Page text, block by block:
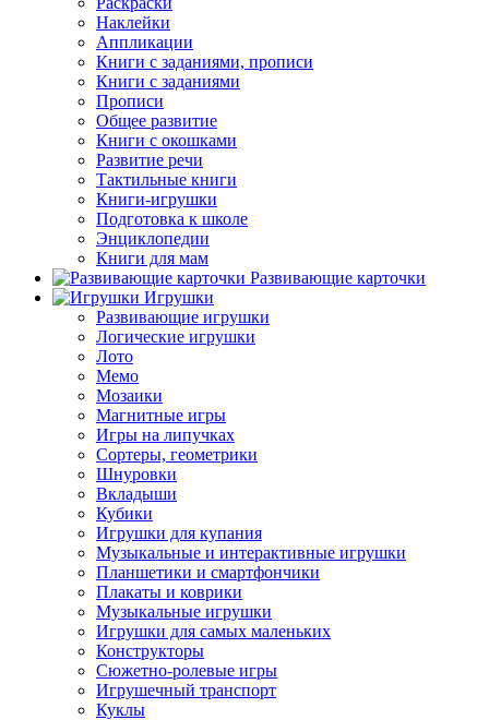
Наклейки
Аппликации
Книги с заданиями, прописи
Книги с заданиями
Прописи
Общее развитие
Книги с окошками
Развитие речи
Тактильные книги
Книги-игрушки
Подготовка к школе
Энциклопедии
Книги для мам
Развивающие карточки
Игрушки
Развивающие игрушки
Логические игрушки
Лото
Мемо
Мозаики
Магнитные игры
Игры на липучках
Сортеры, геометрики
Шнуровки
Вкладыши
Кубики
Игрушки для купания
Музыкальные и интерактивные игрушки
Планшетики и смартфончики
Плакаты и коврики
Музыкальные игрушки
Игрушки для самых маленьких
Конструкторы
Сюжетно-ролевые игры
Игрушечный транспорт
Куклы